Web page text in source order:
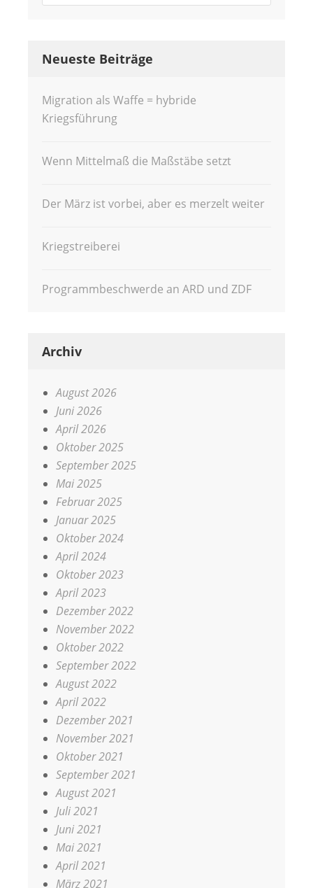
Neueste Beiträge
Migration als Waffe = hybride
Kriegsführung
Wenn Mittelmaß die Maßstäbe setzt
Der März ist vorbei, aber es merzelt weiter
Kriegstreiberei
Programmbeschwerde an ARD und ZDF
Archiv
August 2026
Juni 2026
April 2026
Oktober 2025
September 2025
Mai 2025
Februar 2025
Januar 2025
Oktober 2024
April 2024
Oktober 2023
April 2023
Dezember 2022
November 2022
Oktober 2022
September 2022
August 2022
April 2022
Dezember 2021
November 2021
Oktober 2021
September 2021
August 2021
Juli 2021
Juni 2021
Mai 2021
April 2021
März 2021